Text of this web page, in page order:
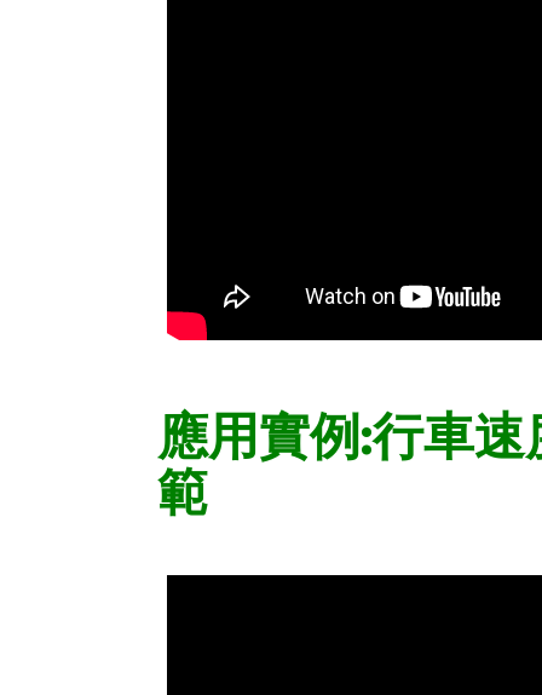
應用實例:行車
範